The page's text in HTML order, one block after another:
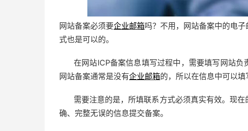
网站备案必须要企业邮箱吗？不用，网站备案中的电
式也是可以的。
在网站ICP备案信息填写过程中，需要填写网站
网站备案通常是没有企业邮箱的，所以在信息中可以填
需要注意的是，所填联系方式必须真实有效。现
确、完整无误的信息提交备案。